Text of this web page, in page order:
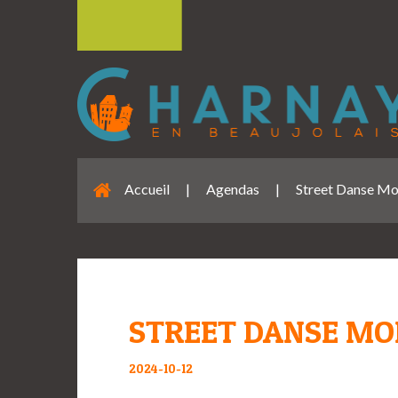
Accueil | Agendas | Street Danse
STREET DANSE
2024-10-12